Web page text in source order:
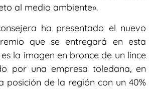
al medio ambiente».
ha presentado el nuevo
que se entregará en esta
la imagen en bronce de un lince
por una empresa toledana, en
posición de la región con un 40%